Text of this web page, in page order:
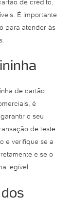
de crédito,
É importante
para atender às
de cartão
é
o seu
de teste
e verifique se a
e se o
legível.